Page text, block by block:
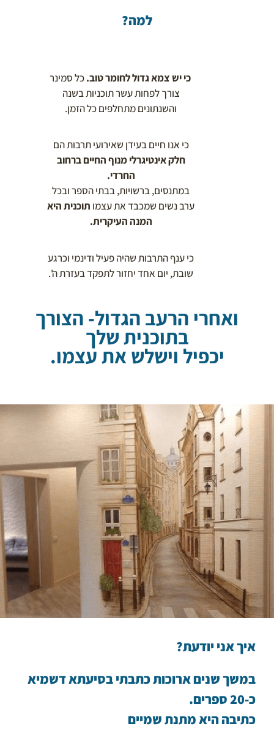
למה?
כי יש צמא גדול לחומר טוב.כל סמינר
צורך לפחות עשר תוכניות בשנה
והשנתונים מתחלפים כל הזמן.
כי אנו חיים בעידן שאירועי תרבות הם
חלק אינטיגרלי מנוף החיים ברחוב
החרדי.
במתנסים, ברשויות, בבתי הספר ובכל
ערב נשים שמכבד את עצמו תוכנית היא
המנה העיקרית.
כי ענף התרבות שהיה פעיל ודינמי וכרגע
שובת, יום אחד יחזור לתפקד בעזרת ה'.
ואחרי הרעב הגדול- הצורך
בתוכנית שלך
יכפיל וישלש את עצמו.
איך אני יודעת?
במשך שנים ארוכות כתבתי בסיעתא דשמיא
כ-20 ספרים.
כתיבה היא מתנת שמיים